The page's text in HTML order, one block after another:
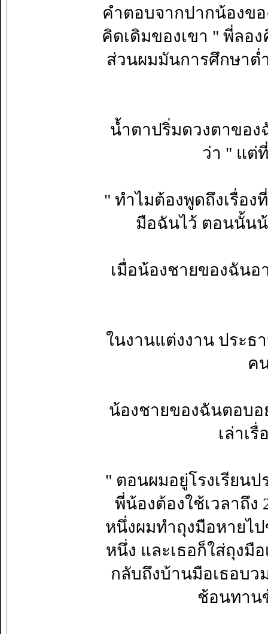
คำตอบจากปากน้องข
คิดเดิมของเขา " พี่ลอ
ส่วนผมมันการศึกษาต่
น้ำตาปริ่มดวงตาขอ
ว่า " แต่
" ทำไมต้องพูดถึงเรื่อ
มือฉันไว้ ตอนนั้นน้
เมื่อน้องชายของฉันอ
ในงานแต่งงาน ประธ
ค
น้องชายของฉันตอบอ
เล่าเ
" ตอนผมอยู่โรงเรียน
พี่น้องต้องใช้เวลาถึง
หนึ่งผมทำถุงมือหายไ
หนึ่ง และเธอก็ใส่ถุงมือ
กลับถึงบ้านมือเธอบว
ช้อนทาน